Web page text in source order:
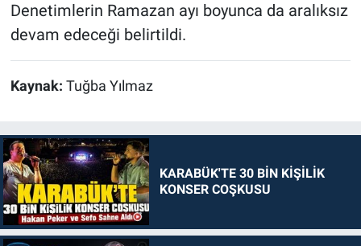
Denetimlerin Ramazan ayı boyunca da aralıksız
devam edeceği belirtildi.
Kaynak: Tuğba Yılmaz
KARABÜK'TE 30 BİN KİŞİLİK
KONSER COŞKUSU